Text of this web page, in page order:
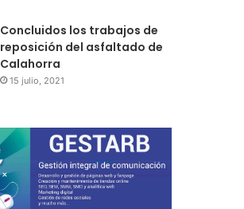
Concluidos los trabajos de
reposición del asfaltado de
Calahorra
15 julio, 2021